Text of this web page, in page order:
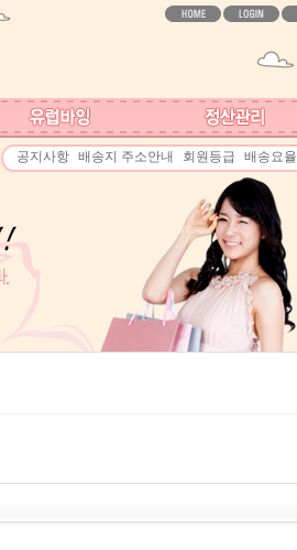
공지사항 배송지 주소안내 회원등급 배송요율